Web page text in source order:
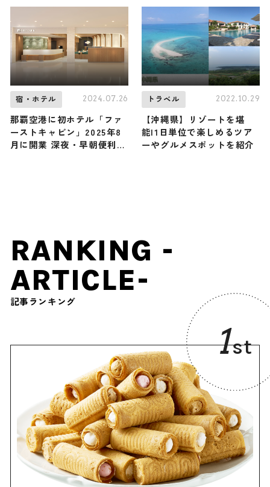
宿・ホテル 2024.07.26
那覇空港に初ホテル「ファ
ーストキャビン」2025年8
月に開業 深夜・早朝便利用
トラベル 2022.10.29
【沖縄県】リゾートを堪
能|1日単位で楽しめるツア
ーやグルメスポットを紹介
RANKING -
ARTICLE-
記事ランキング
1st